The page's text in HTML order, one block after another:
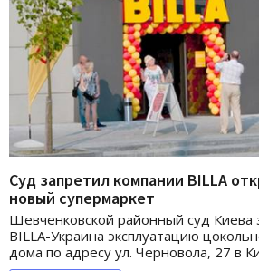
Суд запретил компании BILLA
новый супермаркет
Шевченковской районный суд Киева
BILLA-Украина эксплуатацию
дома по адресу ул. Черновола, 27 в